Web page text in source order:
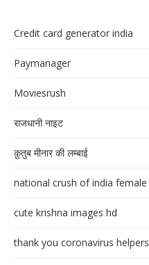
Credit card generator india
Paymanager
Moviesrush
राजधानी नाइट
क़ुतुब मीनार की लम्बाई
national crush of india female
cute krishna images hd
thank you coronavirus helpers